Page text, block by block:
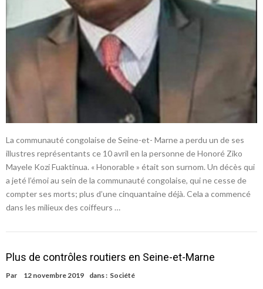
La communauté congolaise de Seine-et- Marne a perdu un de ses
illustres représentants ce 10 avril en la personne de Honoré Ziko
Mayele Kozi Fuaktinua. « Honorable » était son surnom. Un décès qui
a jeté l’émoi au sein de la communauté congolaise, qui ne cesse de
compter ses morts; plus d’une cinquantaine déjà. Cela a commencé
dans les milieux des coiffeurs …
Plus de contrôles routiers en Seine-et-Marne
Par 12 novembre 2019 dans : Société